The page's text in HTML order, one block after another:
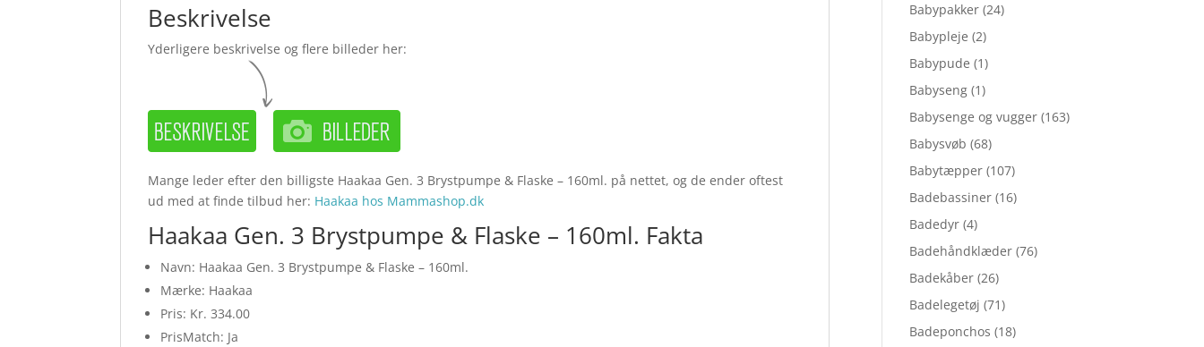
Beskrivelse
Yderligere beskrivelse og flere billeder her:
Mange leder efter den billigste Haakaa Gen. 3 Brystpumpe & Flaske – 160ml. på nettet, og de ender oftest
ud med at finde tilbud her: Haakaa hos Mammashop.dk
Haakaa Gen. 3 Brystpumpe & Flaske – 160ml. Fakta
Navn: Haakaa Gen. 3 Brystpumpe & Flaske – 160ml.
Mærke: Haakaa
Pris: Kr. 334.00
PrisMatch: Ja
Babypakker (24)
Babypleje (2)
Babypude (1)
Babyseng (1)
Babysenge og vugger (163)
Babysvøb (68)
Babytæpper (107)
Badebassiner (16)
Badedyr (4)
Badehåndklæder (76)
Badekåber (26)
Badelegetøj (71)
Badeponchos (18)